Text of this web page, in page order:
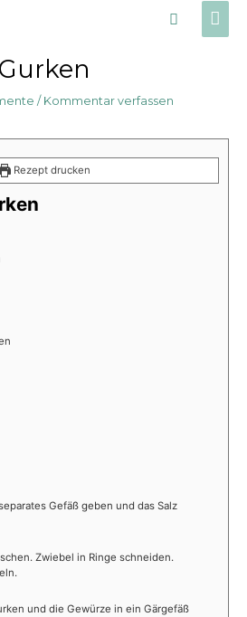
Suche
/ Kommentar verfassen
Rezept drucken
Gefäß geben und das Salz
Zwiebel in Ringe schneiden.
und die Gewürze in ein Gärgefäß